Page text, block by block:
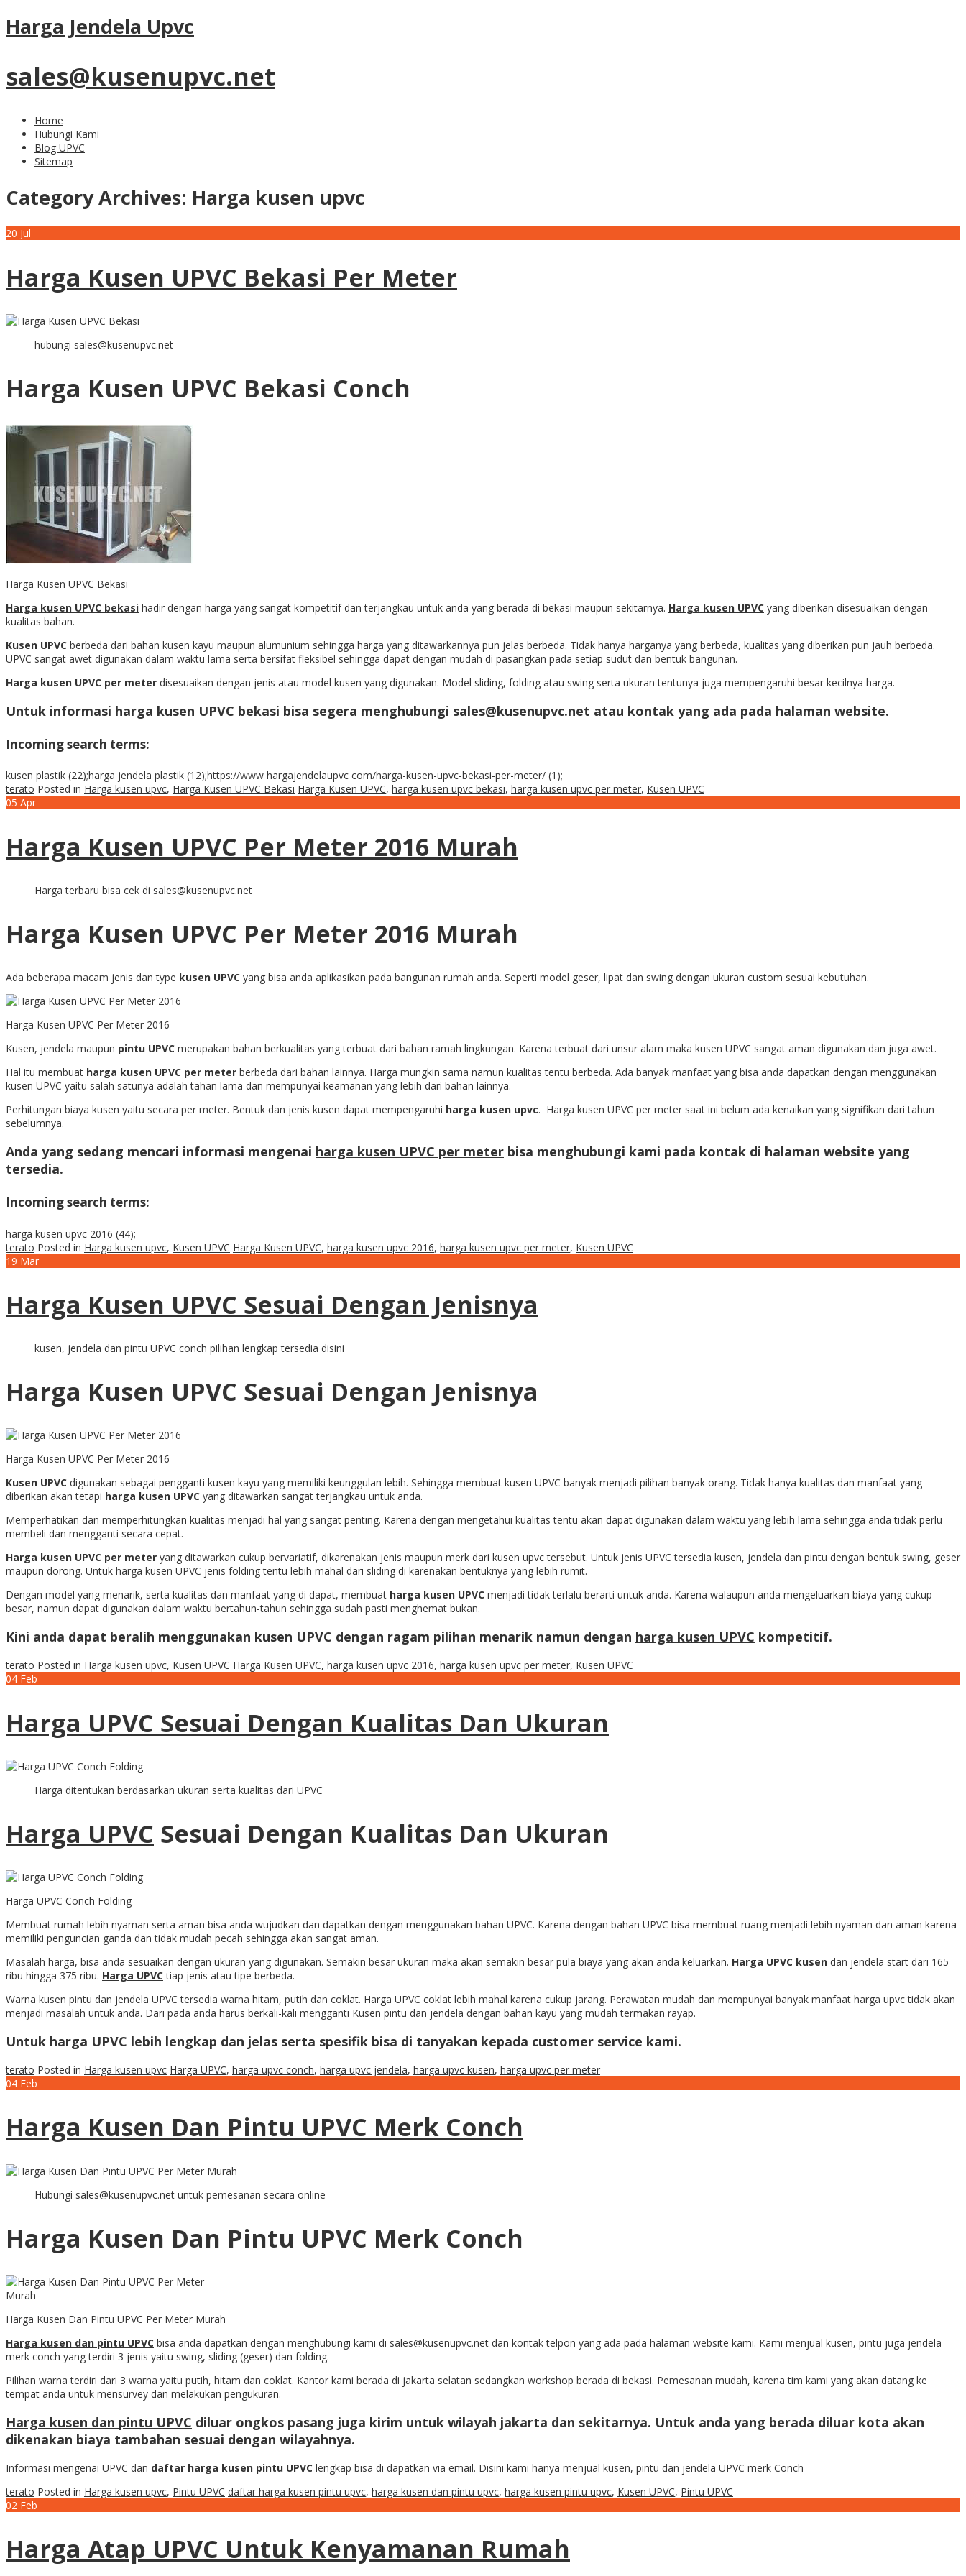
Harga Jendela Upvc
sales@kusenupvc.net
Home
Hubungi Kami
Blog UPVC
Sitemap
Category Archives: Harga kusen upvc
20 Jul
Harga Kusen UPVC Bekasi Per Meter
hubungi sales@kusenupvc.net
Harga Kusen UPVC Bekasi Conch
Harga Kusen UPVC Bekasi
Harga kusen UPVC bekasi hadir dengan harga yang sangat kompetitif dan terjangkau untuk anda yang berada di bekasi maupun sekitarnya. Harga kusen UPVC yang diberikan disesuaikan dengan
kualitas bahan.
Kusen UPVC berbeda dari bahan kusen kayu maupun alumunium sehingga harga yang ditawarkannya pun jelas berbeda. Tidak hanya harganya yang berbeda, kualitas yang diberikan pun jauh berbeda.
UPVC sangat awet digunakan dalam waktu lama serta bersifat fleksibel sehingga dapat dengan mudah di pasangkan pada setiap sudut dan bentuk bangunan.
Harga kusen UPVC per meter disesuaikan dengan jenis atau model kusen yang digunakan. Model sliding, folding atau swing serta ukuran tentunya juga mempengaruhi besar kecilnya harga.
Untuk informasi harga kusen UPVC bekasi bisa segera menghubungi sales@kusenupvc.net atau kontak yang ada pada halaman website.
Incoming search terms:
kusen plastik (22);harga jendela plastik (12);https://www hargajendelaupvc com/harga-kusen-upvc-bekasi-per-meter/ (1);
terato Posted in Harga kusen upvc, Harga Kusen UPVC Bekasi Harga Kusen UPVC, harga kusen upvc bekasi, harga kusen upvc per meter, Kusen UPVC
05 Apr
Harga Kusen UPVC Per Meter 2016 Murah
Harga terbaru bisa cek di sales@kusenupvc.net
Harga Kusen UPVC Per Meter 2016 Murah
Ada beberapa macam jenis dan type kusen UPVC yang bisa anda aplikasikan pada bangunan rumah anda. Seperti model geser, lipat dan swing dengan ukuran custom sesuai kebutuhan.
Harga Kusen UPVC Per Meter 2016
Kusen, jendela maupun pintu UPVC merupakan bahan berkualitas yang terbuat dari bahan ramah lingkungan. Karena terbuat dari unsur alam maka kusen UPVC sangat aman digunakan dan juga awet.
Hal itu membuat harga kusen UPVC per meter berbeda dari bahan lainnya. Harga mungkin sama namun kualitas tentu berbeda. Ada banyak manfaat yang bisa anda dapatkan dengan menggunakan
kusen UPVC yaitu salah satunya adalah tahan lama dan mempunyai keamanan yang lebih dari bahan lainnya.
Perhitungan biaya kusen yaitu secara per meter. Bentuk dan jenis kusen dapat mempengaruhi harga kusen upvc. Harga kusen UPVC per meter saat ini belum ada kenaikan yang signifikan dari tahun
sebelumnya.
Anda yang sedang mencari informasi mengenai harga kusen UPVC per meter bisa menghubungi kami pada kontak di halaman website yang
tersedia.
Incoming search terms:
harga kusen upvc 2016 (44);
terato Posted in Harga kusen upvc, Kusen UPVC Harga Kusen UPVC, harga kusen upvc 2016, harga kusen upvc per meter, Kusen UPVC
19 Mar
Harga Kusen UPVC Sesuai Dengan Jenisnya
kusen, jendela dan pintu UPVC conch pilihan lengkap tersedia disini
Harga Kusen UPVC Sesuai Dengan Jenisnya
Harga Kusen UPVC Per Meter 2016
Kusen UPVC digunakan sebagai pengganti kusen kayu yang memiliki keunggulan lebih. Sehingga membuat kusen UPVC banyak menjadi pilihan banyak orang. Tidak hanya kualitas dan manfaat yang
diberikan akan tetapi harga kusen UPVC yang ditawarkan sangat terjangkau untuk anda.
Memperhatikan dan memperhitungkan kualitas menjadi hal yang sangat penting. Karena dengan mengetahui kualitas tentu akan dapat digunakan dalam waktu yang lebih lama sehingga anda tidak perlu
membeli dan mengganti secara cepat.
Harga kusen UPVC per meter yang ditawarkan cukup bervariatif, dikarenakan jenis maupun merk dari kusen upvc tersebut. Untuk jenis UPVC tersedia kusen, jendela dan pintu dengan bentuk swing, geser
maupun dorong. Untuk harga kusen UPVC jenis folding tentu lebih mahal dari sliding di karenakan bentuknya yang lebih rumit.
Dengan model yang menarik, serta kualitas dan manfaat yang di dapat, membuat harga kusen UPVC menjadi tidak terlalu berarti untuk anda. Karena walaupun anda mengeluarkan biaya yang cukup
besar, namun dapat digunakan dalam waktu bertahun-tahun sehingga sudah pasti menghemat bukan.
Kini anda dapat beralih menggunakan kusen UPVC dengan ragam pilihan menarik namun dengan harga kusen UPVC kompetitif.
terato Posted in Harga kusen upvc, Kusen UPVC Harga Kusen UPVC, harga kusen upvc 2016, harga kusen upvc per meter, Kusen UPVC
04 Feb
Harga UPVC Sesuai Dengan Kualitas Dan Ukuran
Harga ditentukan berdasarkan ukuran serta kualitas dari UPVC
Harga UPVC Sesuai Dengan Kualitas Dan Ukuran
Harga UPVC Conch Folding
Membuat rumah lebih nyaman serta aman bisa anda wujudkan dan dapatkan dengan menggunakan bahan UPVC. Karena dengan bahan UPVC bisa membuat ruang menjadi lebih nyaman dan aman karena
memiliki penguncian ganda dan tidak mudah pecah sehingga akan sangat aman.
Masalah harga, bisa anda sesuaikan dengan ukuran yang digunakan. Semakin besar ukuran maka akan semakin besar pula biaya yang akan anda keluarkan. Harga UPVC kusen dan jendela start dari 165
ribu hingga 375 ribu. Harga UPVCtiap jenis atau tipe berbeda.
Warna kusen pintu dan jendela UPVC tersedia warna hitam, putih dan coklat. Harga UPVC coklat lebih mahal karena cukup jarang. Perawatan mudah dan mempunyai banyak manfaat harga upvc tidak akan
menjadi masalah untuk anda. Dari pada anda harus berkali-kali mengganti Kusen pintu dan jendela dengan bahan kayu yang mudah termakan rayap.
Untuk harga UPVC lebih lengkap dan jelas serta spesifik bisa di tanyakan kepada customer service kami.
terato Posted in Harga kusen upvc Harga UPVC, harga upvc conch, harga upvc jendela, harga upvc kusen, harga upvc per meter
04 Feb
Harga Kusen Dan Pintu UPVC Merk Conch
Hubungi sales@kusenupvc.net untuk pemesanan secara online
Harga Kusen Dan Pintu UPVC Merk Conch
Harga Kusen Dan Pintu UPVC Per Meter Murah
Harga kusen dan pintu UPVC bisa anda dapatkan dengan menghubungi kami di sales@kusenupvc.net dan kontak telpon yang ada pada halaman website kami. Kami menjual kusen, pintu juga jendela
merk conch yang terdiri 3 jenis yaitu swing, sliding (geser) dan folding.
Pilihan warna terdiri dari 3 warna yaitu putih, hitam dan coklat. Kantor kami berada di jakarta selatan sedangkan workshop berada di bekasi. Pemesanan mudah, karena tim kami yang akan datang ke
tempat anda untuk mensurvey dan melakukan pengukuran.
Harga kusen dan pintu UPVC diluar ongkos pasang juga kirim untuk wilayah jakarta dan sekitarnya. Untuk anda yang berada diluar kota akan
dikenakan biaya tambahan sesuai dengan wilayahnya.
Informasi mengenai UPVC dan daftar harga kusen pintu UPVC lengkap bisa di dapatkan via email. Disini kami hanya menjual kusen, pintu dan jendela UPVC merk Conch
terato Posted in Harga kusen upvc, Pintu UPVC daftar harga kusen pintu upvc, harga kusen dan pintu upvc, harga kusen pintu upvc, Kusen UPVC, Pintu UPVC
02 Feb
Harga Atap UPVC Untuk Kenyamanan Rumah